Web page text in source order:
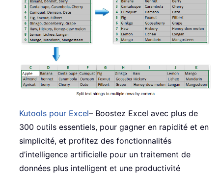
Kutools pour Excel– Boostez Excel avec plus de
300 outils essentiels, pour gagner en rapidité et en
simplicité, et profitez des fonctionnalités
d’intelligence artificielle pour un traitement de
données plus intelligent et une productivité